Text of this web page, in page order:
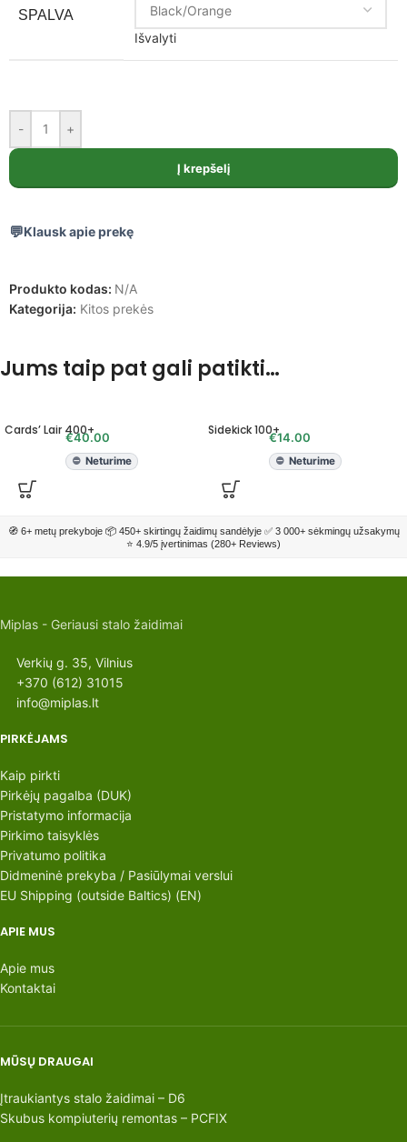
SPALVA
Išvalyti
- +
Į krepšelį
Klausk apie prekę
Produkto kodas: N/A
Kategorija: Kitos prekės
Jums taip pat gali patikti…
Cards’ Lair 400+
€40.00
Neturime
Sidekick 100+
€14.00
Neturime
🧭 6+ metų prekyboje 📦 450+ skirtingų žaidimų sandėlyje ✅ 3 000+ sėkmingų užsakymų
⭐ 4.9/5 įvertinimas (280+ Reviews)
Miplas - Geriausi stalo žaidimai
Verkių g. 35, Vilnius
+370 (612) 31015
info@miplas.lt
PIRKĖJAMS
Kaip pirkti
Pirkėjų pagalba (DUK)
Pristatymo informacija
Pirkimo taisyklės
Privatumo politika
Didmeninė prekyba / Pasiūlymai verslui
EU Shipping (outside Baltics) (EN)
APIE MUS
Apie mus
Kontaktai
MŪSŲ DRAUGAI
Įtraukiantys stalo žaidimai – D6
Skubus kompiuterių remontas – PCFIX